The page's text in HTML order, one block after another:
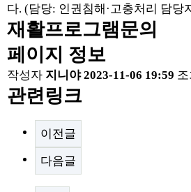
다. (담당: 인권침해·고충처리 담당
재활프로그램문의
페이지 정보
작성자 지니야 2023-11-06 19:59 조
관련링크
이전글
다음글